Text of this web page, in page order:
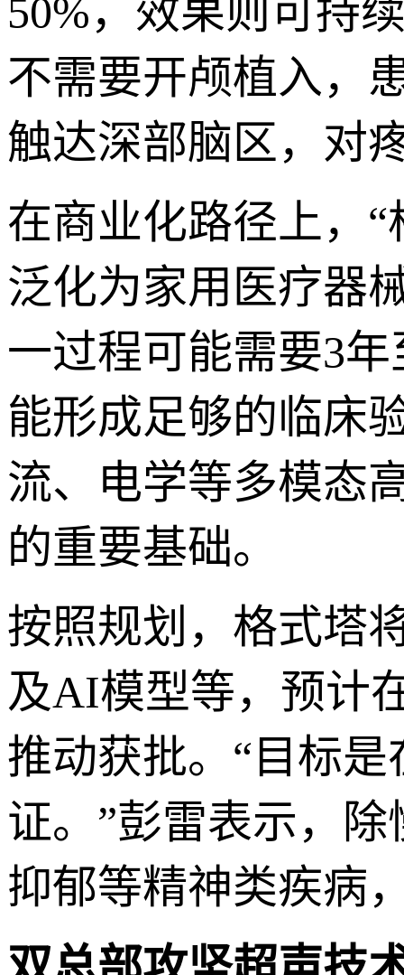
50%，效果则可持
不需要开颅植入，
触达深部脑区，对
在商业化路径上，
泛化为家用医疗器
一过程可能需要3
能形成足够的临床
流、电学等多模态
的重要基础。
按照规划，格式塔
及AI模型等，预计
推动获批。“目标
证。”彭雷表示，
抑郁等精神类疾病